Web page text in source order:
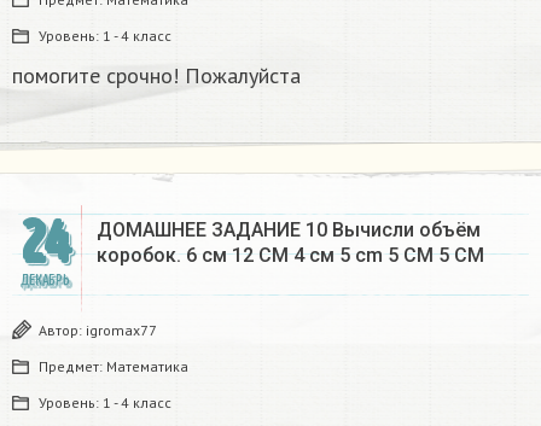
Уровень: 1 - 4 класс
помогите срочно! Пожалуйста
24
ДЕКАБРЬ
ДОМАШНЕЕ ЗАДАНИЕ 10 Вычисли объём
коробок. 6 см 12 CM 4 см 5 cm 5 CM 5 CM​
Автор: igromax77
Предмет: Математика
Уровень: 1 - 4 класс